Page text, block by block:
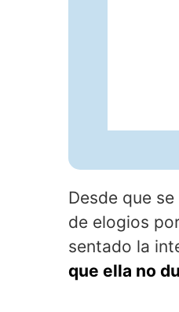
Desde que
de elogios
sentado la
que ella no